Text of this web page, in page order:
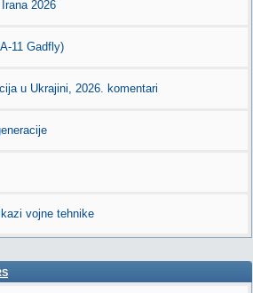
2026
11 Gadfly)
u Ukrajini, 2026. komentari
vojne tehnike